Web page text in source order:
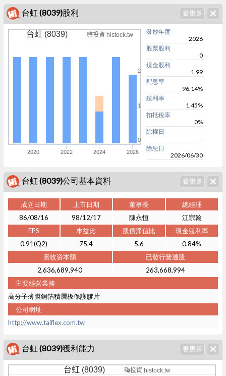
台虹 (8039)股利
台虹 (8039) 嗨投資 histock.tw
2020 2022 2024 2026
0
1
2
發放年度
2026
股票股利
0
現金股利
1.99
配息率
96.14%
殖利率
1.45%
扣抵稅率
0%
除權日
-
除息日
2026/06/30
台虹 (8039)公司基本資料
成立日期 上市日期 董事長
總經理
86/08/16
98/12/17 陳永恒
江宗翰
EPS
本益比 股價淨值比
現金殖利率
0.91(Q2)
75.4 5.6
0.84%
實收資本額
已發行普通股
2,636,689,940
263,668,994
主要經營業務
高分子薄膜銅箔積層板保護膠片
公司網址
http://www.taiflex.com.tw
台虹 (8039)獲利能力
台虹 (8039) 嗨投資 histock.tw